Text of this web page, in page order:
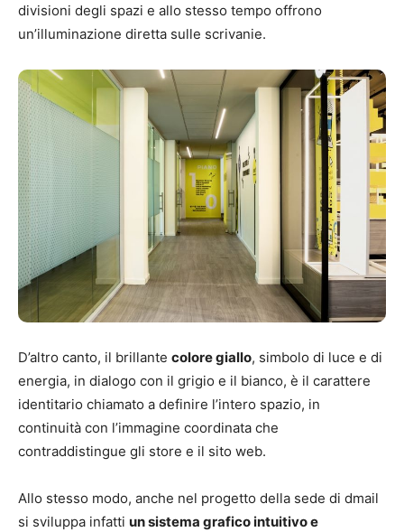
divisioni degli spazi e allo stesso tempo offrono
un’illuminazione diretta sulle scrivanie.
D’altro canto, il brillante colore giallo, simbolo di luce e di
energia, in dialogo con il grigio e il bianco, è il carattere
identitario chiamato a definire l’intero spazio, in
continuità con l’immagine coordinata che
contraddistingue gli store e il sito web.
Allo stesso modo, anche nel progetto della sede di dmail
si sviluppa infatti un sistema grafico intuitivo e